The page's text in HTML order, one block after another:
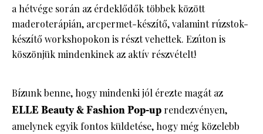
a hétvége során az érdeklődők többek között
maderoterápián, arcpermet-készítő, valamint rúzstok-
készítő workshopokon is részt vehettek. Ezúton is
köszönjük mindenkinek az aktív részvételt!
Bízunk benne, hogy mindenki jól érezte magát az
ELLE Beauty & Fashion Pop-up rendezvényen,
amelynek egyik fontos küldetése, hogy még közelebb